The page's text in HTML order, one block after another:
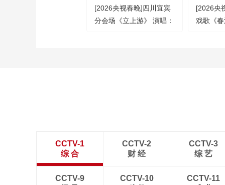
[2026央视春晚]四川宜宾
分会场《立上游》 演唱：
[2026央
戏歌《
CCTV-1
综 合
CCTV-2
财 经
CCTV-3
综 艺
CCTV-9
CCTV-10
CCTV-11